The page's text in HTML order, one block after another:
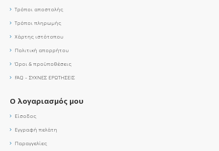
Τρόποι αποστολής
Τρόποι πληρωμής
Χάρτης ιστότοπου
Πολιτική απορρήτου
Όροι & προϋποθέσεις
FAQ - ΣΥΧΝΕΣ ΕΡΩΤΗΣΕΙΣ
Ο λογαριασμός μου
Είσοδος
Εγγραφή πελάτη
Παραγγελίες